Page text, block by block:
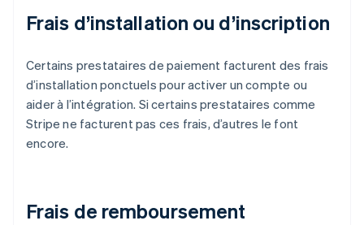
Frais d’installation ou d’inscription
Certains prestataires de paiement facturent des frais
d’installation ponctuels pour activer un compte ou
aider à l’intégration. Si certains prestataires comme
Stripe ne facturent pas ces frais, d’autres le font
encore.
Frais de remboursement